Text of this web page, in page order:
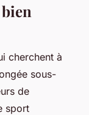
cherchent à
sous-
de
sport